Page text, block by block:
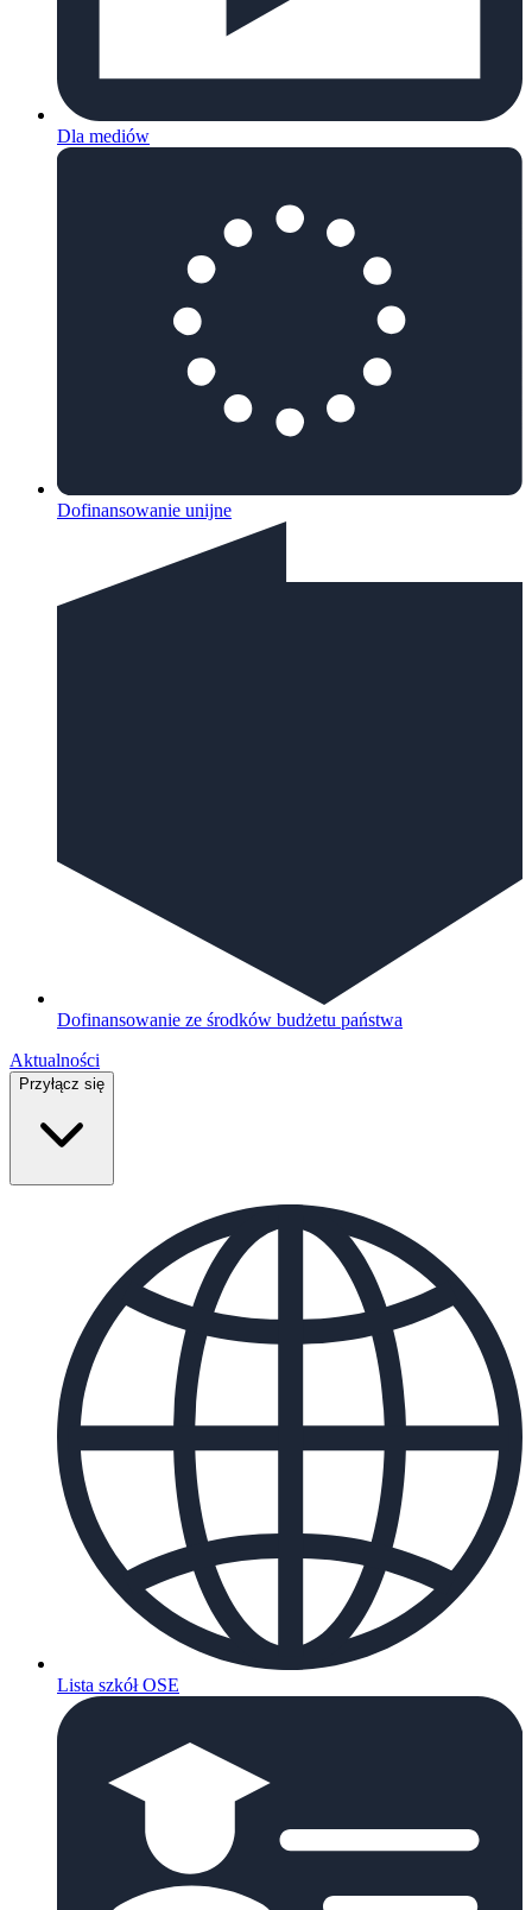
Dla mediów
Dofinansowanie unijne
Dofinansowanie ze środków budżetu państwa
Aktualności
Przyłącz się
Lista szkół OSE